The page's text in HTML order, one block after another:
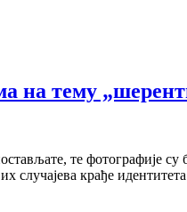
на тему
те фотографије
случајева крађе